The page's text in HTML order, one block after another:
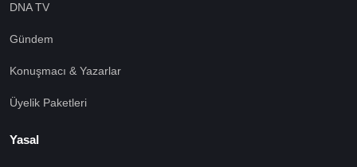
DNA TV
Gündem
Konuşmacı & Yazarlar
Üyelik Paketleri
Yasal